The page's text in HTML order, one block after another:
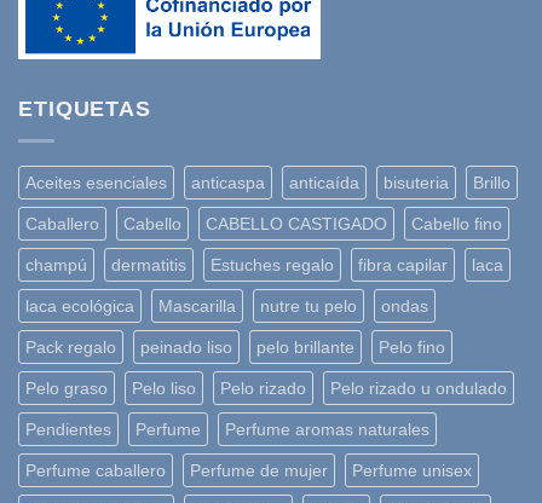
ETIQUETAS
Aceites esenciales anticaspa anticaída bisuteria Brillo
Caballero Cabello CABELLO CASTIGADO Cabello fino
champú dermatitis Estuches regalo fibra capilar laca
laca ecológica Mascarilla nutre tu pelo ondas
Pack regalo peinado liso pelo brillante Pelo fino
Pelo graso Pelo liso Pelo rizado Pelo rizado u ondulado
Pendientes Perfume Perfume aromas naturales
Perfume caballero Perfume de mujer Perfume unisex